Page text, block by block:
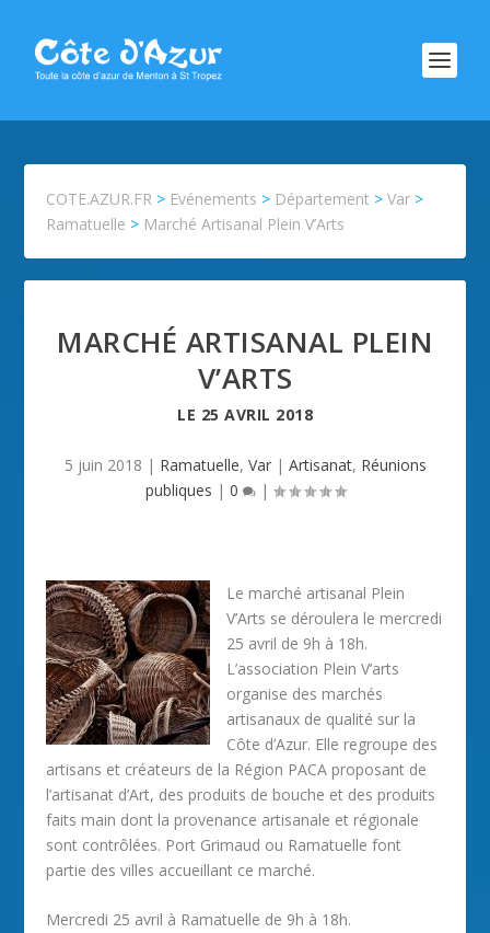
COTE.AZUR.FR > Evénements > Département >Var >
Ramatuelle > Marché Artisanal Plein V’Arts
MARCHÉ ARTISANAL PLEIN
V’ARTS
LE 25 AVRIL 2018
5 juin 2018 | Ramatuelle, Var| Artisanat, Réunions
publiques | 0 |
Le marché artisanal Plein
V’Arts se déroulera le mercredi
25 avril de 9h à 18h.
L’association Plein V’arts
organise des marchés
artisanaux de qualité sur la
Côte d’Azur. Elle regroupe des
artisans et créateurs de la Région PACA proposant de
l’artisanat d’Art, des produits de bouche et des produits
faits main dont la provenance artisanale et régionale
sont contrôlées. Port Grimaud ou Ramatuelle font
partie des villes accueillant ce marché.
Mercredi 25 avril à Ramatuelle de 9h à 18h.